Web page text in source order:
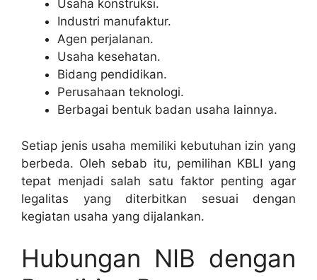
Usaha konstruksi.
Industri manufaktur.
Agen perjalanan.
Usaha kesehatan.
Bidang pendidikan.
Perusahaan teknologi.
Berbagai bentuk badan usaha lainnya.
Setiap jenis usaha memiliki kebutuhan izin yang
berbeda. Oleh sebab itu, pemilihan KBLI yang
tepat menjadi salah satu faktor penting agar
legalitas yang diterbitkan sesuai dengan
kegiatan usaha yang dijalankan.
Hubungan NIB dengan